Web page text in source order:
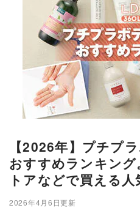
【2026年】プチプ
おすすめランキン
トアなどで買える
2026年4月6日更新